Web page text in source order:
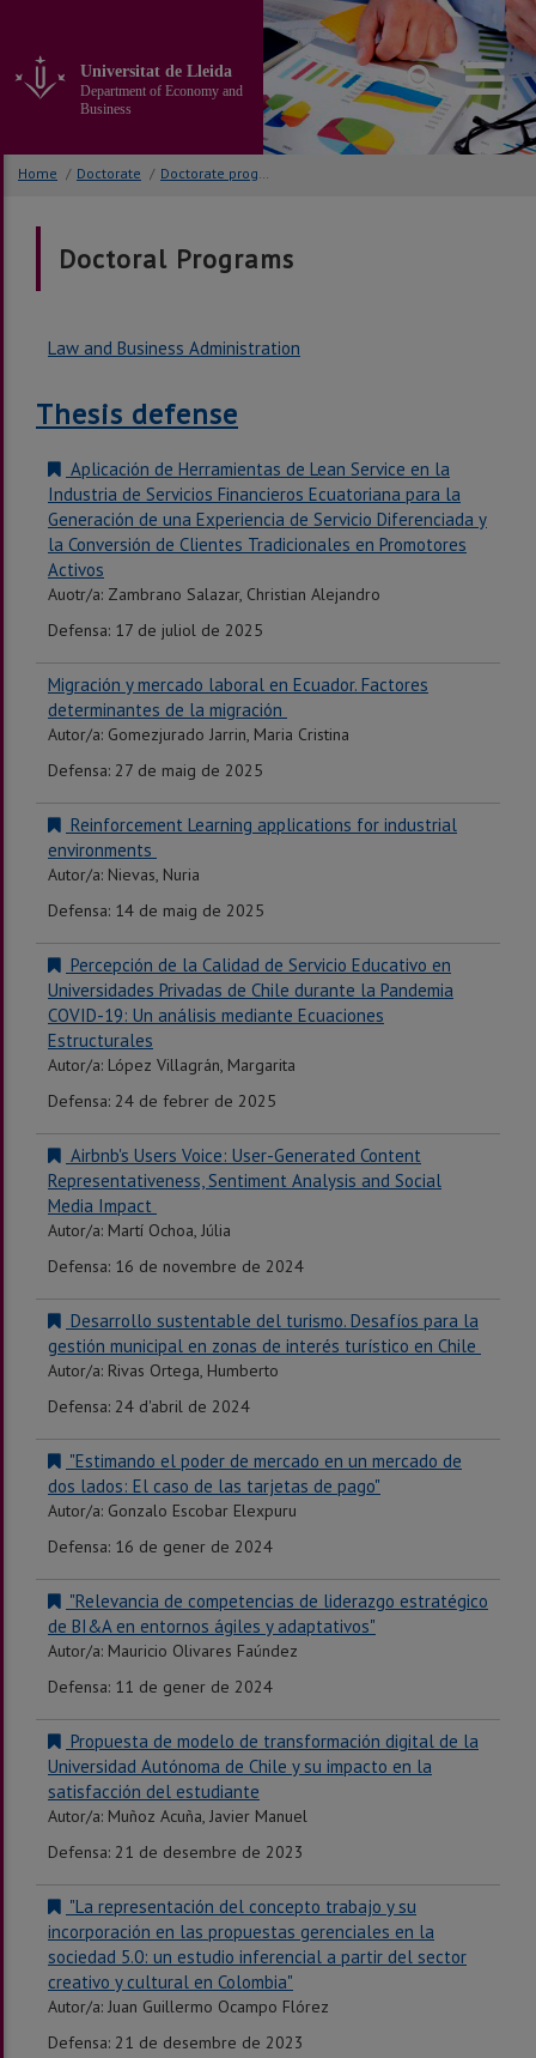
main
content
the
page
Universitat de Lleida
Department of Economy and
Business
Home / Doctorate / Doctorate programs
Doctoral Programs
Law and Business Administration
Thesis defense
Aplicación de Herramientas de Lean Service en la
Industria de Servicios Financieros Ecuatoriana para la
Generación de una Experiencia de Servicio Diferenciada y
la Conversión de Clientes Tradicionales en Promotores
Activos
Auotr/a: Zambrano Salazar, Christian Alejandro
Defensa: 17 de juliol de 2025
Migración y mercado laboral en Ecuador. Factores
determinantes de la migración
Autor/a: Gomezjurado Jarrin, Maria Cristina
Defensa: 27 de maig de 2025
Reinforcement Learning applications for industrial
environments
Autor/a: Nievas, Nuria
Defensa: 14 de maig de 2025
Percepción de la Calidad de Servicio Educativo en
Universidades Privadas de Chile durante la Pandemia
COVID-19: Un análisis mediante Ecuaciones
Estructurales
Autor/a: López Villagrán, Margarita
Defensa: 24 de febrer de 2025
Airbnb's Users Voice: User-Generated Content
Representativeness, Sentiment Analysis and Social
Media Impact
Autor/a: Martí Ochoa, Júlia
Defensa: 16 de novembre de 2024
Desarrollo sustentable del turismo. Desafíos para la
gestión municipal en zonas de interés turístico en Chile
Autor/a: Rivas Ortega, Humberto
Defensa: 24 d'abril de 2024
"Estimando el poder de mercado en un mercado de
dos lados: El caso de las tarjetas de pago"
Autor/a: Gonzalo Escobar Elexpuru
Defensa: 16 de gener de 2024
"Relevancia de competencias de liderazgo estratégico
de BI&A en entornos ágiles y adaptativos"
Autor/a: Mauricio Olivares Faúndez
Defensa: 11 de gener de 2024
Propuesta de modelo de transformación digital de la
Universidad Autónoma de Chile y su impacto en la
satisfacción del estudiante
Autor/a: Muñoz Acuña, Javier Manuel
Defensa: 21 de desembre de 2023
"La representación del concepto trabajo y su
incorporación en las propuestas gerenciales en la
sociedad 5.0: un estudio inferencial a partir del sector
creativo y cultural en Colombia"
Autor/a: Juan Guillermo Ocampo Flórez
Defensa: 21 de desembre de 2023